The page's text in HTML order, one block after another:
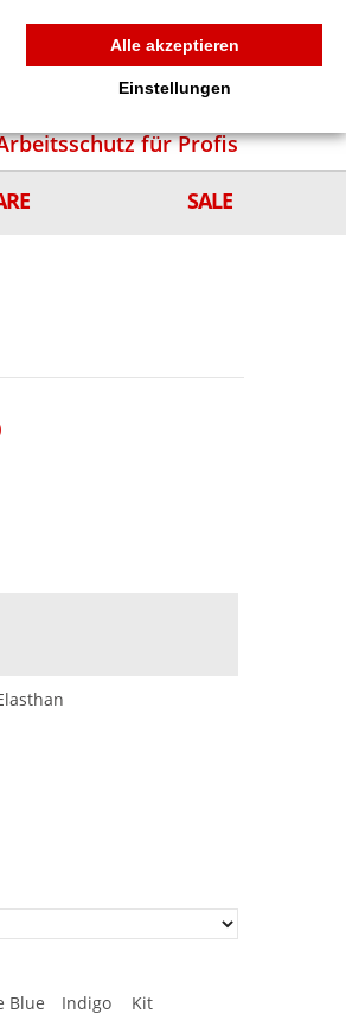
MEIN WARENKORB 0
für Profis
SALE
Blue Indigo
Kit
Alle akzeptieren
Einstellungen